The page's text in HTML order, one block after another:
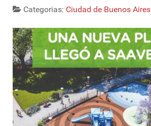
Categorias: Ciudad de Buenos Aires